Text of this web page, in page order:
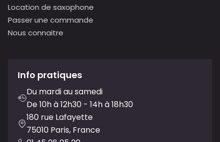
Location de saxophone
Passer une commande
Nous connaitre
Info pratiques
Du mardi au samedi
De 10h à 12h30 - 14h à 18h30
180 rue Lafayette
75010 Paris, France